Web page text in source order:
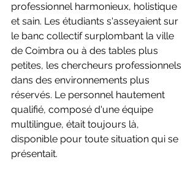
professionnel harmonieux, holistique
et sain. Les étudiants s'asseyaient sur
le banc collectif surplombant la ville
de Coimbra ou à des tables plus
petites, les chercheurs professionnels
dans des environnements plus
réservés. Le personnel hautement
qualifié, composé d'une équipe
multilingue, était toujours là,
disponible pour toute situation qui se
présentait.